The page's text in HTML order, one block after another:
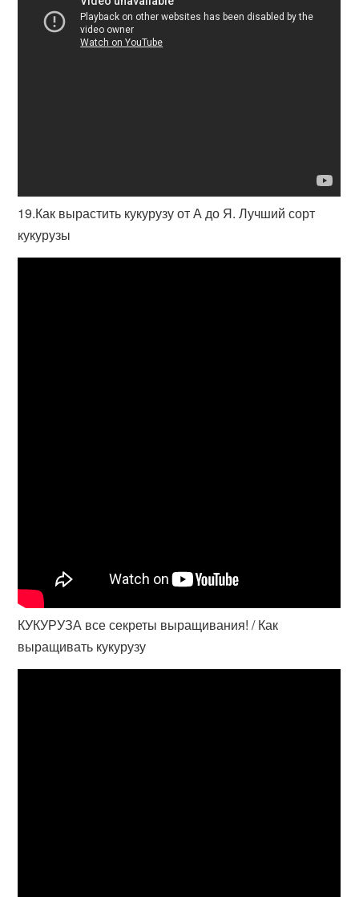
19.Как вырастить кукурузу от А до Я. Лучший сорт
кукурузы
КУКУРУЗА все секреты выращивания! / Как
выращивать кукурузу